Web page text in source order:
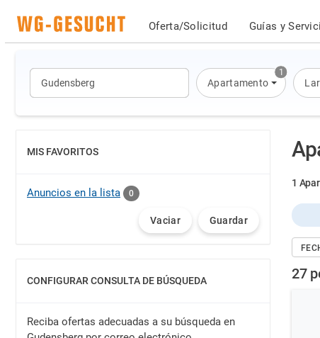
Oferta/Solicitud Guías y
1
Apartamento
1
27
MIS FAVORITOS
MOSTRAR
Anuncios en la lista 0
Vaciar Guardar
CONFIGURAR CONSULTA DE BÚSQUEDA
MOSTRAR
Reciba ofertas adecuadas a su búsqueda en